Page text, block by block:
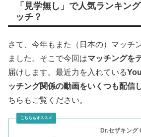
「見学無し」で人気ランキン
ッチ？
さて、今年もまた（日本の）マッチ
ました。そこで今回はマッチングを
届けします。最近力を入れている
ッチング関係の動画をいくつも配信
ちらもご覧ください。
Dr.セザキング